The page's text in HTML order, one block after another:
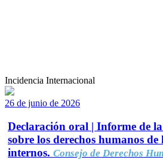
Incidencia Internacional
26 de junio de 2026
Declaración oral | Informe de
sobre los derechos humanos de
internos. Consejo de Derechos